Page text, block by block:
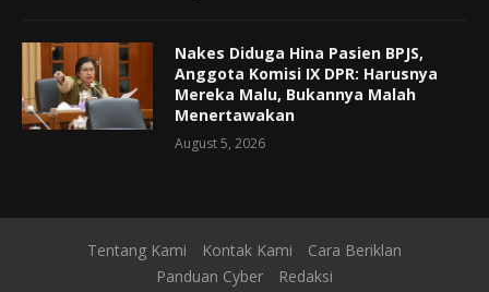
Nakes Diduga Hina Pasien BPJS,
Anggota Komisi IX DPR: Harusnya
Mereka Malu, Bukannya Malah
Menertawakan
August 5, 2026
Tentang Kami Kontak Kami
Cara Beriklan
Panduan Cyber
Redaksi